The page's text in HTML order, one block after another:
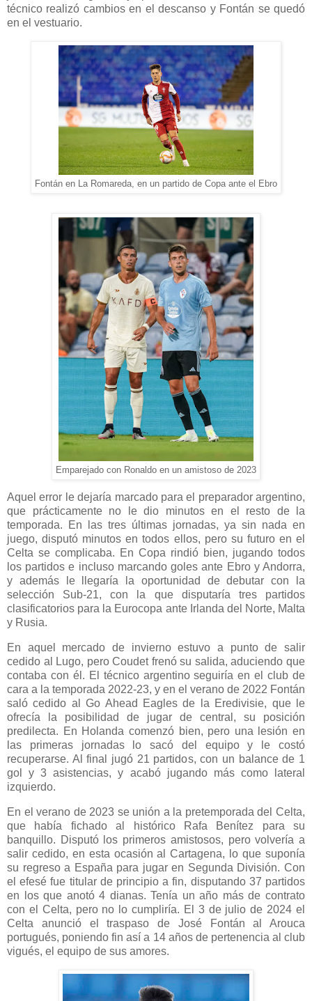
técnico realizó cambios en el descanso y Fontán se quedó
en el vestuario.
Fontán en La Romareda, en un partido de Copa ante el Ebro
Emparejado con Ronaldo en un amistoso de 2023
Aquel error le dejaría marcado para el preparador argentino,
que prácticamente no le dio minutos en el resto de la
temporada. En las tres últimas jornadas, ya sin nada en
juego, disputó minutos en todos ellos, pero su futuro en el
Celta se complicaba. En Copa rindió bien, jugando todos
los partidos e incluso marcando goles ante Ebro y Andorra,
y además le llegaría la oportunidad de debutar con la
selección Sub-21, con la que disputaría tres partidos
clasificatorios para la Eurocopa ante Irlanda del Norte, Malta
y Rusia.
En aquel mercado de invierno estuvo a punto de salir
cedido al Lugo, pero Coudet frenó su salida, aduciendo que
contaba con él. El técnico argentino seguiría en el club de
cara a la temporada 2022-23, y en el verano de 2022 Fontán
saló cedido al Go Ahead Eagles de la Eredivisie, que le
ofrecía la posibilidad de jugar de central, su posición
predilecta. En Holanda comenzó bien, pero una lesión en
las primeras jornadas lo sacó del equipo y le costó
recuperarse. Al final jugó 21 partidos, con un balance de 1
gol y 3 asistencias, y acabó jugando más como lateral
izquierdo.
En el verano de 2023 se unión a la pretemporada del Celta,
que había fichado al histórico Rafa Benítez para su
banquillo. Disputó los primeros amistosos, pero volvería a
salir cedido, en esta ocasión al Cartagena, lo que suponía
su regreso a España para jugar en Segunda División. Con
el efesé fue titular de principio a fin, disputando 37 partidos
en los que anotó 4 dianas. Tenía un año más de contrato
con el Celta, pero no lo cumpliría. El 3 de julio de 2024 el
Celta anunció el traspaso de José Fontán al Arouca
portugués, poniendo fin así a 14 años de pertenencia al club
vigués, el equipo de sus amores.